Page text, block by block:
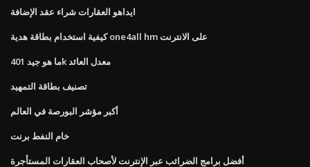
ايداهو العقارات شراء عقد الإضافة
كيفية استخدام بطاقة هدية one4all hm على الانترنت
ما هو جيد 401k معدل العائد
تصنيف بطاقة التمهيد
أكبر مؤشر البورصة في العالم
خام النفط برنت
أفضل برامج الضرائب عبر الإنترنت لأصحاب العقارات المستأجرة